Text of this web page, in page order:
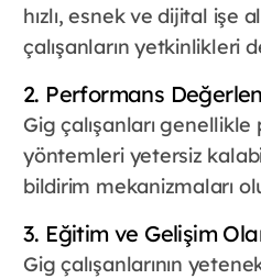
hızlı, esnek ve dijital işe
çalışanların yetkinlikleri
2. Performans
Gig çalışanları
yöntemleri yetersiz
bildirim mekanizmaları
3. Eğitim ve Gelişim
Gig çalışanlarının